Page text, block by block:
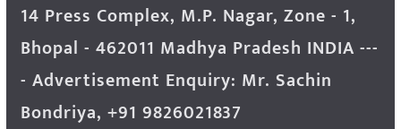
14 Press Complex, M.P. Nagar, Zone - 1,
Bhopal - 462011 Madhya Pradesh INDIA ---
- Advertisement Enquiry: Mr. Sachin
Bondriya, +91 9826021837